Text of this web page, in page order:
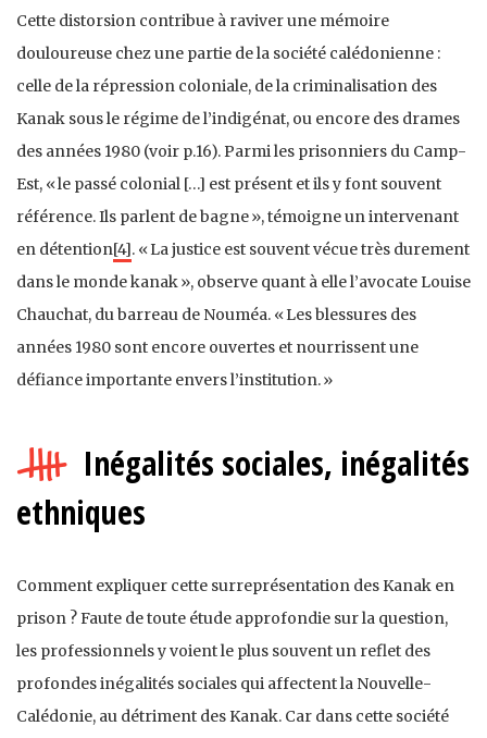
Cette distorsion contribue à raviver une mémoire
douloureuse chez une partie de la société calédonienne :
celle de la répression coloniale, de la criminalisation des
Kanak sous le régime de l’indigénat, ou encore des drames
des années 1980 (voir p.16). Parmi les prisonniers du Camp-
Est, « le passé colonial […] est présent et ils y font souvent
référence. Ils parlent de bagne », témoigne un intervenant
en détention[4]. « La justice est souvent vécue très durement
dans le monde kanak », observe quant à elle l’avocate Louise
Chauchat, du barreau de Nouméa. « Les blessures des
années 1980 sont encore ouvertes et nourrissent une
défiance importante envers l’institution. »
Inégalités sociales, inégalités
ethniques
Comment expliquer cette surreprésentation des Kanak en
prison ? Faute de toute étude approfondie sur la question,
les professionnels y voient le plus souvent un reflet des
profondes inégalités sociales qui affectent la Nouvelle-
Calédonie, au détriment des Kanak. Car dans cette société